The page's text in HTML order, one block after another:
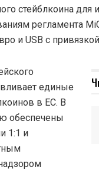
стейблкоина для
регламента
и USB с
единые
в ЕС. В
обеспечены
1:1 и